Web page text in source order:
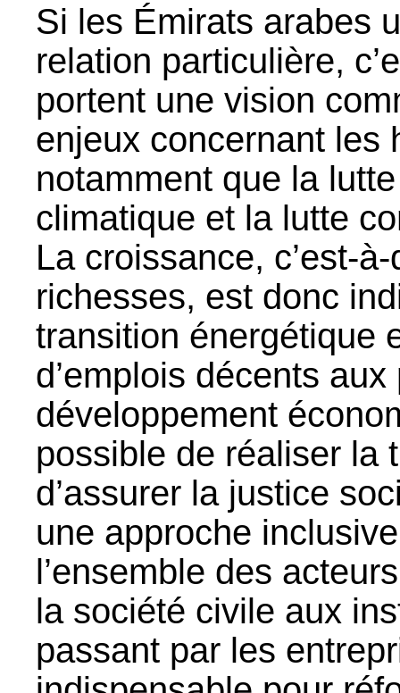
Si les Émirats arabes
relation particulière,
portent une vision
enjeux concernant les
notamment que la
climatique et la lutte
La croissance, c’est-
richesses, est donc
transition énergétique
d’emplois décents
développement
possible de réaliser la
d’assurer la justice
une approche
l’ensemble des
la société civile aux
passant par les